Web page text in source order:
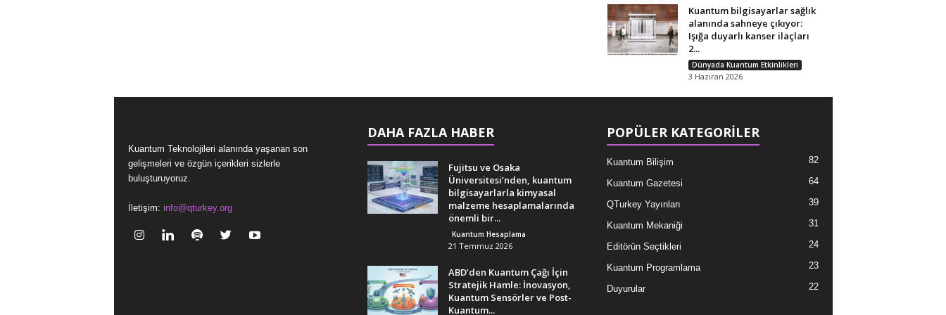
Kuantum bilgisayarlar sağlık
alanında sahneye çıkıyor:
Işığa duyarlı kanser ilaçları
2...
Dünyada Kuantum Etkinlikleri
3 Haziran 2026
Kuantum Teknolojileri alanında yaşanan son
gelişmeleri ve özgün içerikleri sizlerle
buluşturuyoruz.
İletişim: info@qturkey.org
DAHA FAZLA HABER
Fujitsu ve Osaka
Üniversitesi’nden, kuantum
bilgisayarlarla kimyasal
malzeme hesaplamalarında
önemli bir...
Kuantum Hesaplama
21 Temmuz 2026
ABD’den Kuantum Çağı İçin
Stratejik Hamle: İnovasyon,
Kuantum Sensörler ve Post-
Kuantum...
POPÜLER KATEGORİLER
Kuantum Bilişim 82
Kuantum Gazetesi 64
QTurkey Yayınları 39
Kuantum Mekaniği 31
Editörün Seçtikleri 24
Kuantum Programlama 23
Duyurular 22